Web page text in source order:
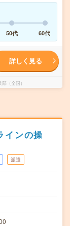
50代 60代
詳しく見る
（全国）
インの操
派遣